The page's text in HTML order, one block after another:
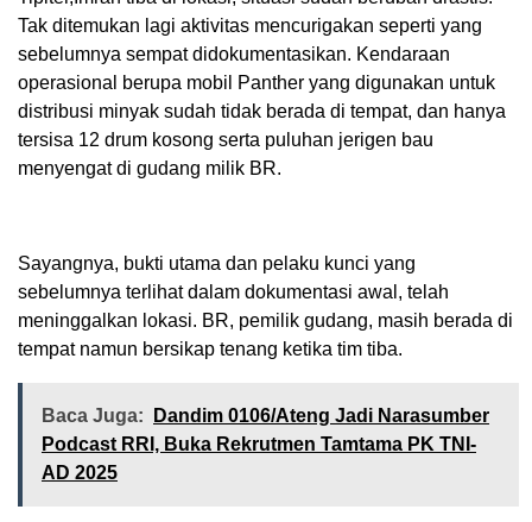
Tak ditemukan lagi aktivitas mencurigakan seperti yang
sebelumnya sempat didokumentasikan. Kendaraan
operasional berupa mobil Panther yang digunakan untuk
distribusi minyak sudah tidak berada di tempat, dan hanya
tersisa 12 drum kosong serta puluhan jerigen bau
menyengat di gudang milik BR.
Sayangnya, bukti utama dan pelaku kunci yang
sebelumnya terlihat dalam dokumentasi awal, telah
meninggalkan lokasi. BR, pemilik gudang, masih berada di
tempat namun bersikap tenang ketika tim tiba.
Baca Juga:
Dandim 0106/Ateng Jadi Narasumber
Podcast RRI, Buka Rekrutmen Tamtama PK TNI-
AD 2025